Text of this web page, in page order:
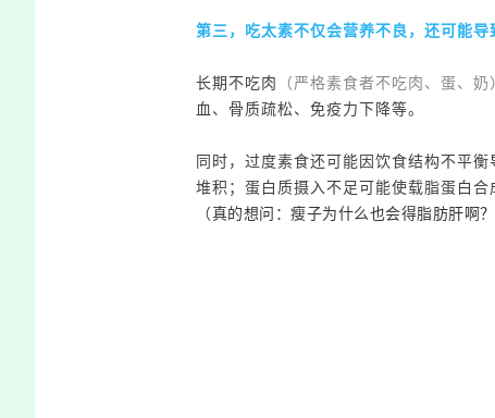
第三， 吃太素不仅会营养不良，还可能导
长期不吃肉 （严格素食者不吃肉、蛋、奶）
血、骨质疏松、免疫力下降等。
同时，过度素食还可能因饮食结构不平衡
堆积 ；蛋白质摄入不足可能使载脂蛋白合
（真的想问：瘦子为什么也会得脂肪肝啊？